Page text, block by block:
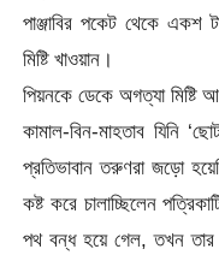
পাঞ্জাবির পকেট থেকে একশ
মিষ্টি খাওয়ান।
পিয়নকে ডেকে অগত্যা মিষ্টি
কামাল-বিন-মাহতাব যিনি
প্রতিভাবান তরুণরা জড়ো
কষ্ট করে চালাচ্ছিলেন
পথ বন্ধ হয়ে গেল, তখন তার